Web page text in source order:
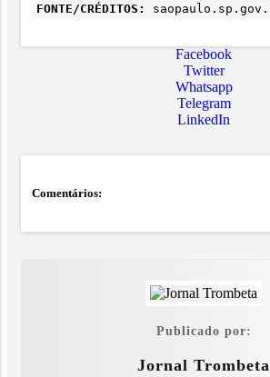
FONTE/CRÉDITOS:
Facebook
Twitter
Whatsapp
Telegram
LinkedIn
Comentários:
Publicado por:
Jornal Trombeta